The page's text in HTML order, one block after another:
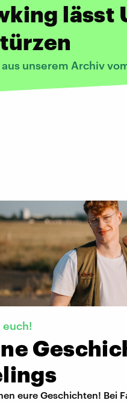
lässt
unserem Archiv
euch!
eure Geschichten! Bei